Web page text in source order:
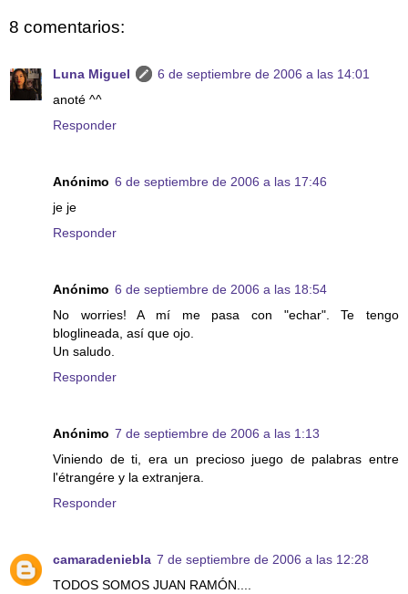
8 comentarios:
Luna Miguel
6 de septiembre de 2006 a las 14:01
anoté ^^
Responder
Anónimo 6 de septiembre de 2006 a las 17:46
je je
Responder
Anónimo 6 de septiembre de 2006 a las 18:54
No worries! A mí me pasa con "echar". Te tengo
bloglineada, así que ojo.
Un saludo.
Responder
Anónimo 7 de septiembre de 2006 a las 1:13
Viniendo de ti, era un precioso juego de palabras entre
l'étrangére y la extranjera.
Responder
camaradeniebla 7 de septiembre de 2006 a las 12:28
TODOS SOMOS JUAN RAMÓN....